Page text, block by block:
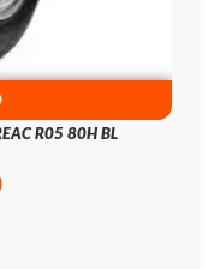
R05 80H BL